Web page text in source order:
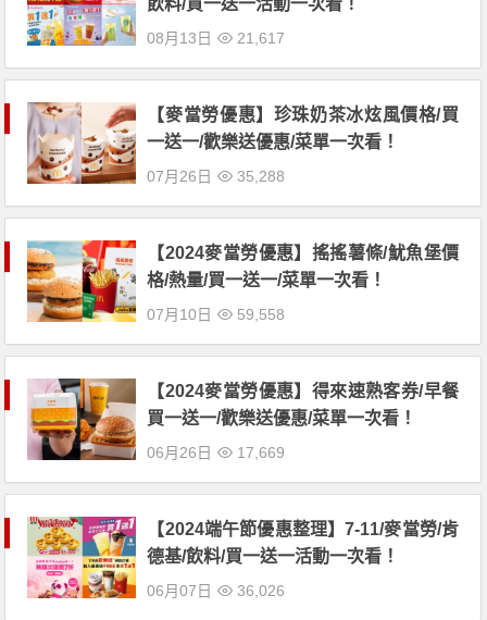
飲料/買一送一活動一次看！
08月13日 21,617
【麥當勞優惠】珍珠奶茶冰炫風價格/買
一送一/歡樂送優惠/菜單一次看！
07月26日 35,288
【2024麥當勞優惠】搖搖薯條/魷魚堡價
格/熱量/買一送一/菜單一次看！
07月10日 59,558
【2024麥當勞優惠】得來速熟客券/早餐
買一送一/歡樂送優惠/菜單一次看！
06月26日 17,669
【2024端午節優惠整理】7-11/麥當勞/肯
德基/飲料/買一送一活動一次看！
06月07日 36,026